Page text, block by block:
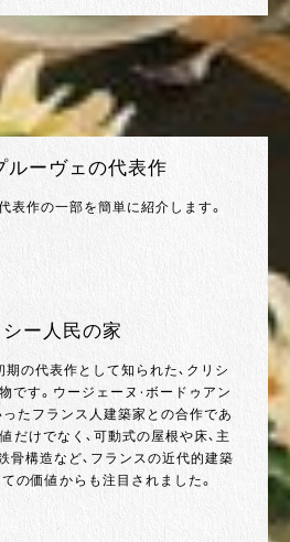
ルーヴェの代表作
表作の一部を簡単に紹介します。
ー人民の家
期の代表作として知られた、クリシ
です。ウージェーヌ・ボードゥアン
ったフランス人建築家との合作であ
だけでなく、可動式の屋根や床、主
骨構造など、フランスの近代的建築
の価値からも注目されました。